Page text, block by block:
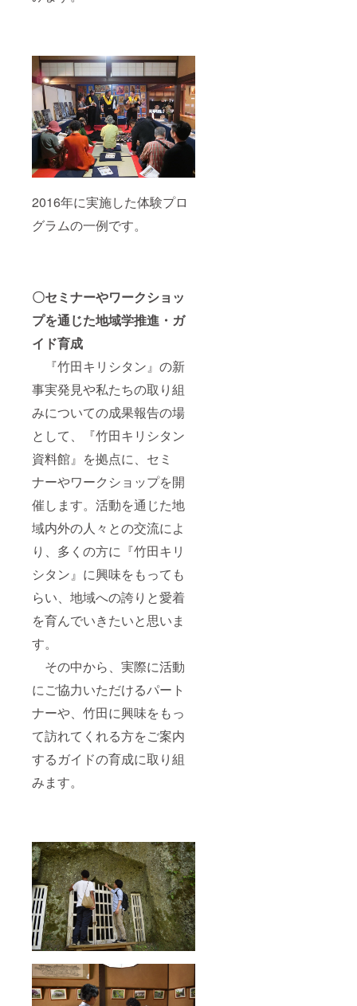
2016年に実施した体験プロ
グラムの一例です。
〇セミナーやワークショッ
プを通じた地域学推進・ガ
イド育成
『竹田キリシタン』の新
事実発見や私たちの取り組
みについての成果報告の場
として、『竹田キリシタン
資料館』を拠点に、セミ
ナーやワークショップを開
催します。活動を通じた地
域内外の人々との交流によ
り、多くの方に『竹田キリ
シタン』に興味をもっても
らい、地域への誇りと愛着
を育んでいきたいと思いま
す。
その中から、実際に活動
にご協力いただけるパート
ナーや、竹田に興味をもっ
て訪れてくれる方をご案内
するガイドの育成に取り組
みます。